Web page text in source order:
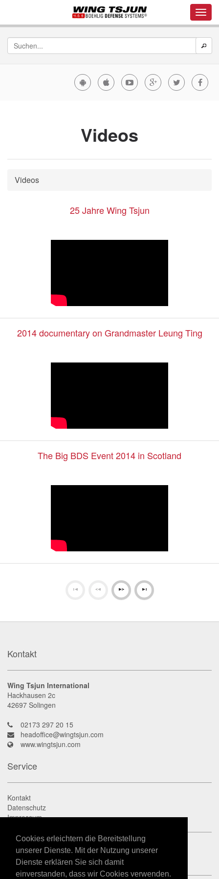
Cookies erleichtern die Bereitstellung
unserer Dienste. Mit der Nutzung unserer
Dienste erklären Sie sich damit
einverstanden, dass wir Cookies verwenden.
Videos
Videos
25 Jahre Wing Tsjun
2014 documentary on Grandmaster Leung Ting
The Big BDS Event 2014 in Scotland
Kontakt
Wing Tsjun International
Hackhausen 2c
42697 Solingen
02173 297 20 15
headoffice@wingtsjun.com
www.wingtsjun.com
Service
Kontakt
Datenschutz
Impressum